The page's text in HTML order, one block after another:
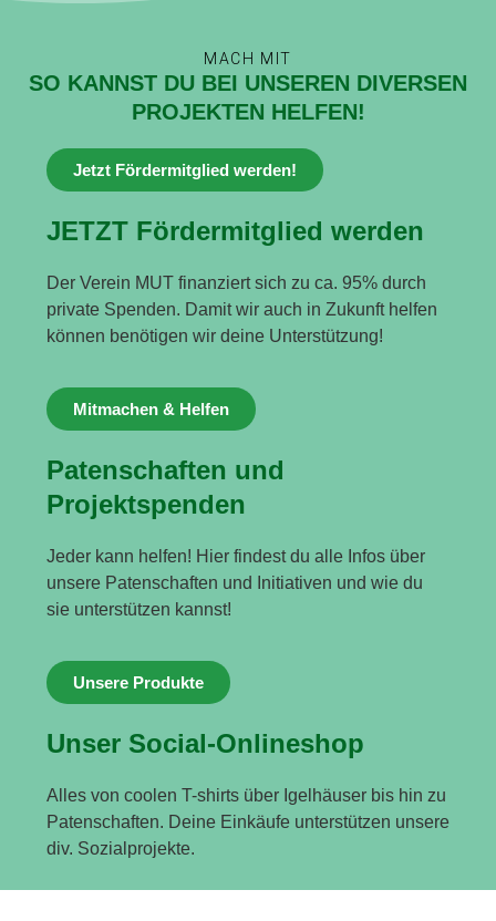
MACH MIT
SO KANNST DU BEI UNSEREN DIVERSEN
PROJEKTEN HELFEN!
Jetzt Fördermitglied werden!
JETZT Fördermitglied werden
Der Verein MUT finanziert sich zu ca. 95% durch
private Spenden. Damit wir auch in Zukunft helfen
können benötigen wir deine Unterstützung!
Mitmachen & Helfen
Patenschaften und
Projektspenden
Jeder kann helfen! Hier findest du alle Infos über
unsere Patenschaften und Initiativen und wie du
sie unterstützen kannst!
Unsere Produkte
Unser Social-Onlineshop
Alles von coolen T-shirts über Igelhäuser bis hin zu
Patenschaften. Deine Einkäufe unterstützen unsere
div. Sozialprojekte.